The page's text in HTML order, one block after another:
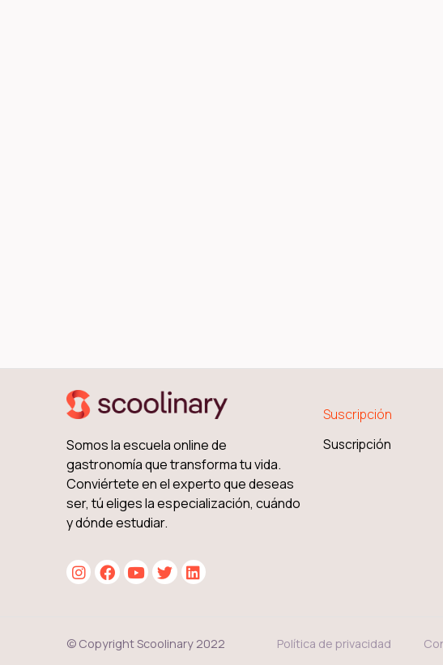
Somos la escuela online de
gastronomía que transforma tu vida.
Conviértete en el experto que deseas
ser, tú eliges la especialización, cuándo
y dónde estudiar.
Suscripción
Suscripción
© Copyright Scoolinary 2022 Política de privacidad